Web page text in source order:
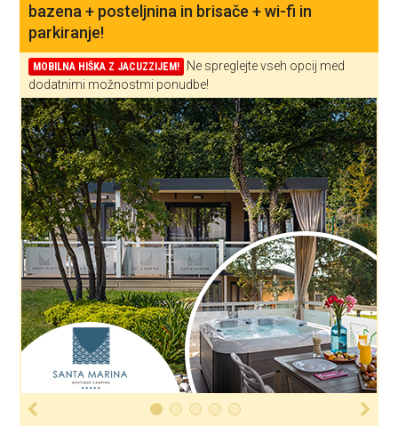
bazena + posteljnina in brisače + wi-fi in
parkiranje!
MOBILNA HIŠKA Z JACUZZIJEM!
Ne spreglejte vseh opcij med
dodatnimi možnostmi ponudbe!